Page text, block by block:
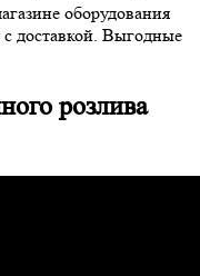
оборудования
доставкой. Выгодные
розлива